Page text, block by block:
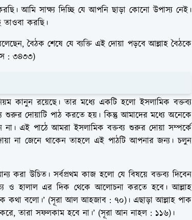
আমি সাক্ষ্য দিচ্ছি যে আপনি ছাড়া কোনো উপাস্য নেই।
তাওবা করছি।
বৈঠক শেষে যে ব্যক্তি এই দোয়া পড়বে আল্লাহ বৈঠকে
: ৩৪৩৩)
কানুন রয়েছে। তার মধ্যে একটি হলো ইসলামিক বক্তব্য
দোয়াটি পাঠ করতে হয়। কিন্তু আমাদের মধ্যে অনেকে
না। এই পাঠে আমরা ইসলামিক বক্তব্য শুরুর দোয়া সম্পর্কে
না জেনে থাকেন তাহলে এই পাঠটি আপনার জন্য। চলুন
করা উচিত। সর্বপ্রথম কাজ হলো যে বিষয়ে বক্তব্য দিবেন
ও হালাল এর দিক থেকে আলোচনা করতে হবে। আল্লাহ
কথা বলো।’ (সূরা আল আহজাব : ৭০)। এছাড়া আল্লাহ পাক
তারা সফলকাম হবে না।’ (সূরা আন নাহল : ১১৬)।